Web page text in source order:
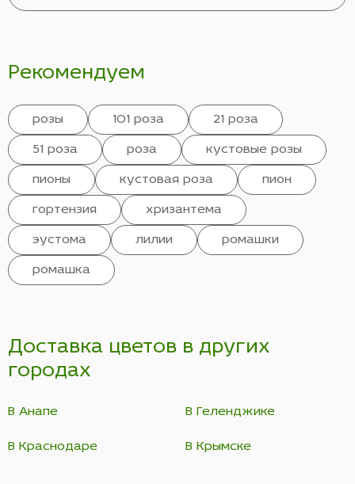
Рекомендуем
розы 101 роза 21 роза
51 роза роза кустовые розы
пионы кустовая роза пион
гортензия хризантема
эустома лилии ромашки
ромашка
Доставка цветов в других
городах
В Анапе В Геленджике
В Краснодаре В Крымске